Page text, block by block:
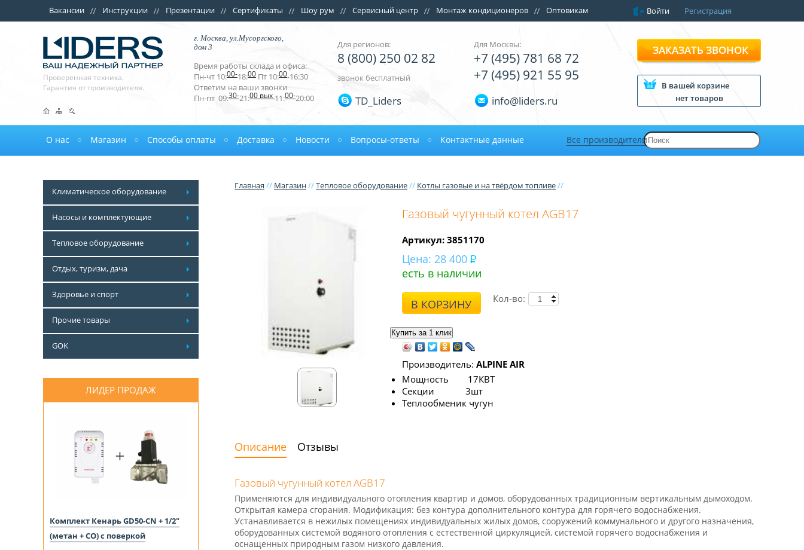
Вакансии Инструкции Презентации Сертификаты Шоу рум Сервисный центр Монтаж кондиционеров Оптовикам Войти Регистрация
Проверенная техника.
Гарантия от производителя.
г. Москва, ул.Мусоргского,
дом 3
Время работы склада и офиса:
Пн-чт 10:00-18:00 Пт 10:00-16:30
Ответим на ваши звонки
Пн-пт 09:30-21:00 вых 11:00-20:00
Для регионов:
8 (800) 250 02 82
звонок бесплатный
TD_Liders
Для Москвы:
+7 (495) 781 68 72
+7 (495) 921 55 95
info@liders.ru
ЗАКАЗАТЬ ЗВОНОК
В вашей корзине
нет товаров
О нас Магазин Способы оплаты Доставка Новости Вопросы-ответы Контактные данные Все производители
Климатическое оборудование
Насосы и комплектующие
Тепловое оборудование
Отдых, туризм, дача
Здоровье и спорт
Прочие товары
GOK
ЛИДЕР ПРОДАЖ
Комплект Кенарь GD50-CN + 1/2"
(метан + СО) с поверкой
Главная // Магазин//Тепловое оборудование// Котлы газовые и на твёрдом топливе//
Газовый чугунный котел AGB17
Артикул: 3851170
Цена: 28 400
есть в наличии
В КОРЗИНУ Кол-во:
Производитель: ALPINE AIR
Мощность 17КВТ
Секции 3шт
Теплообменик чугун
Описание Отзывы
Газовый чугунный котел AGB17
Применяются для индивидуального отопления квартир и домов, оборудованных традиционным вертикальным дымоходом.
Открытая камера сгорания. Модификация: без контура дополнительного контура для горячего водоснабжения.
Устанавливается в нежилых помещениях индивидуальных жилых домов, сооружений коммунального и другого назначения,
оборудованных системой водяного отопления с естественной циркуляцией, системой горячего водоснабжения и
оснащенных природным газом низкого давления.